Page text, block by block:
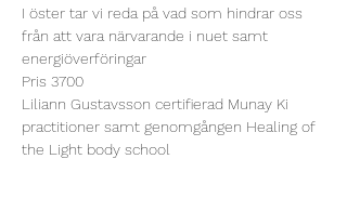
I öster tar vi reda på vad som hindrar oss
från att vara närvarande i nuet samt
energiöverföringar
Pris 3700
Liliann Gustavsson certifierad Munay Ki
practitioner samt genomgången Healing of
the Light body school